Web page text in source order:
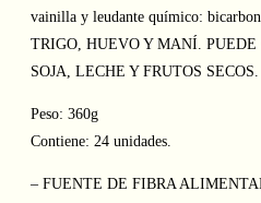
vainilla y leudante químico:
TRIGO, HUEVO Y MANÍ.
SOJA, LECHE Y FRUTOS SECOS.
Peso: 360g
Contiene: 24 unidades.
– FUENTE DE FIBRA